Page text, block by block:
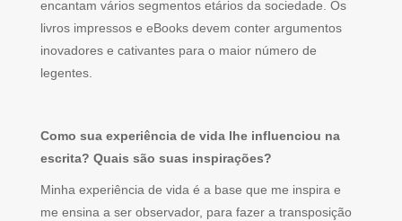
encantam vários segmentos etários da sociedade. Os
livros impressos e eBooks devem conter argumentos
inovadores e cativantes para o maior número de
legentes.
Como sua experiência de vida lhe influenciou na
escrita? Quais são suas inspirações?
Minha experiência de vida é a base que me inspira e
me ensina a ser observador, para fazer a transposição